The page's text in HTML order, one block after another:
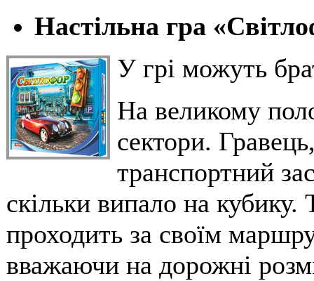
Настільна гра
У грі можуть
На великому
сектори.
транспортний
скільки випало на
проходить за своїм
вважаючи на дорожні